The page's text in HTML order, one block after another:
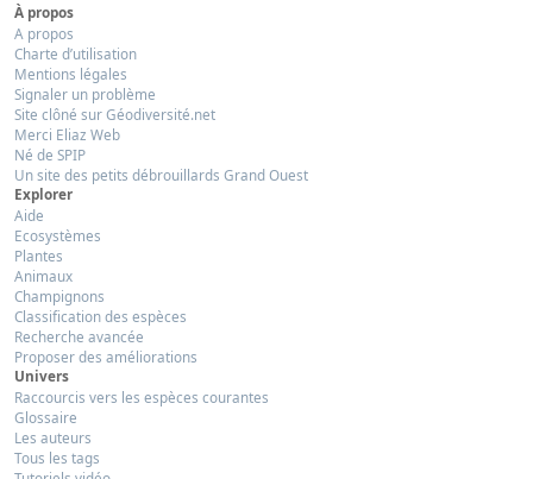
À propos
A propos
Charte d’utilisation
Mentions légales
Signaler un problème
Site clôné sur Géodiversité.net
Merci Eliaz Web
Né de SPIP
Un site des petits débrouillards Grand Ouest
Explorer
Aide
Ecosystèmes
Plantes
Animaux
Champignons
Classification des espèces
Recherche avancée
Proposer des améliorations
Univers
Raccourcis vers les espèces courantes
Glossaire
Les auteurs
Tous les tags